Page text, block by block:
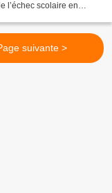
l’échec scolaire en
suivante >